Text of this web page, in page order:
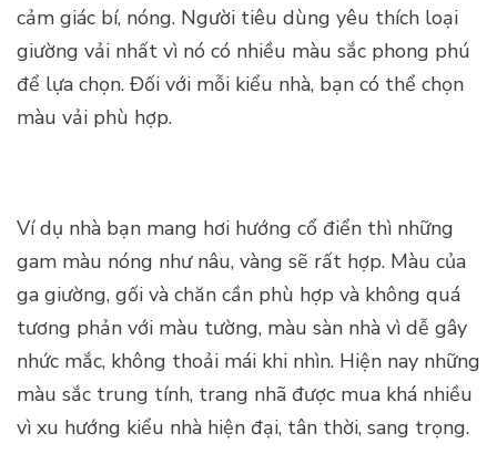
cảm giác bí, nóng. Người tiêu dùng yêu thích loại
giường vải nhất vì nó có nhiều màu sắc phong phú
để lựa chọn. Đối với mỗi kiểu nhà, bạn có thể chọn
màu vải phù hợp.
Ví dụ nhà bạn mang hơi hướng cổ điển thì những
gam màu nóng như nâu, vàng sẽ rất hợp. Màu của
ga giường, gối và chăn cần phù hợp và không quá
tương phản với màu tường, màu sàn nhà vì dễ gây
nhức mắc, không thoải mái khi nhìn. Hiện nay những
màu sắc trung tính, trang nhã được mua khá nhiều
vì xu hướng kiểu nhà hiện đại, tân thời, sang trọng.